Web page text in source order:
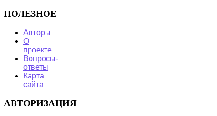
ПОЛЕЗНОЕ
Авторы
О
проекте
Вопросы-
ответы
Карта
сайта
АВТОРИЗАЦИЯ